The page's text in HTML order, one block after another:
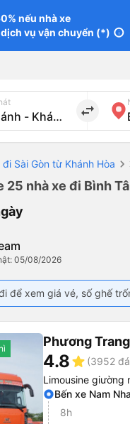
nếu nhà xe
vụ vận chuyển (*) info
import_export
đi Sài Gòn từ Khánh Hòa
25 nhà xe đi Bình
05/08/2026
để xem giá vé, số ghế
Phương Trang
4.8star (3952
Limousine giường
Bến xe Nam
8h